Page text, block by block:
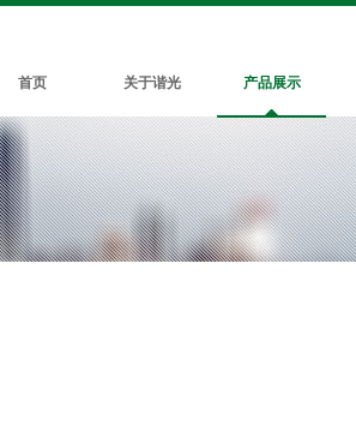
首页 关于谐光 产品展示